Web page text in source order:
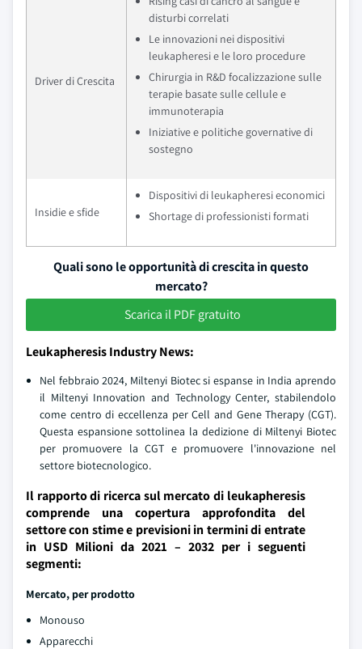
Driver di Crescita
disturbi correlati
Le innovazioni nei dispositivi
leukapheresi e le loro procedure
Chirurgia in R&D focalizzazione sulle
terapie basate sulle cellule e
immunoterapia
Iniziative e politiche governative di
sostegno
Insidie e sfide
Dispositivi di leukapheresi economici
Shortage di professionisti formati
Quali sono le opportunità di crescita in questo
mercato?
Scarica il PDF gratuito
Leukapheresis Industry News:
Nel febbraio 2024, Miltenyi Biotec si espanse in India aprendo
il Miltenyi Innovation and Technology Center, stabilendolo
come centro di eccellenza per Cell and Gene Therapy (CGT).
Questa espansione sottolinea la dedizione di Miltenyi Biotec
per promuovere la CGT e promuovere l'innovazione nel
settore biotecnologico.
Il rapporto di ricerca sul mercato di leukapheresis
comprende una copertura approfondita del
settore con stime e previsioni in termini di entrate
in USD Milioni da 2021 – 2032 per i seguenti
segmenti:
Mercato, per prodotto
Monouso
Apparecchi